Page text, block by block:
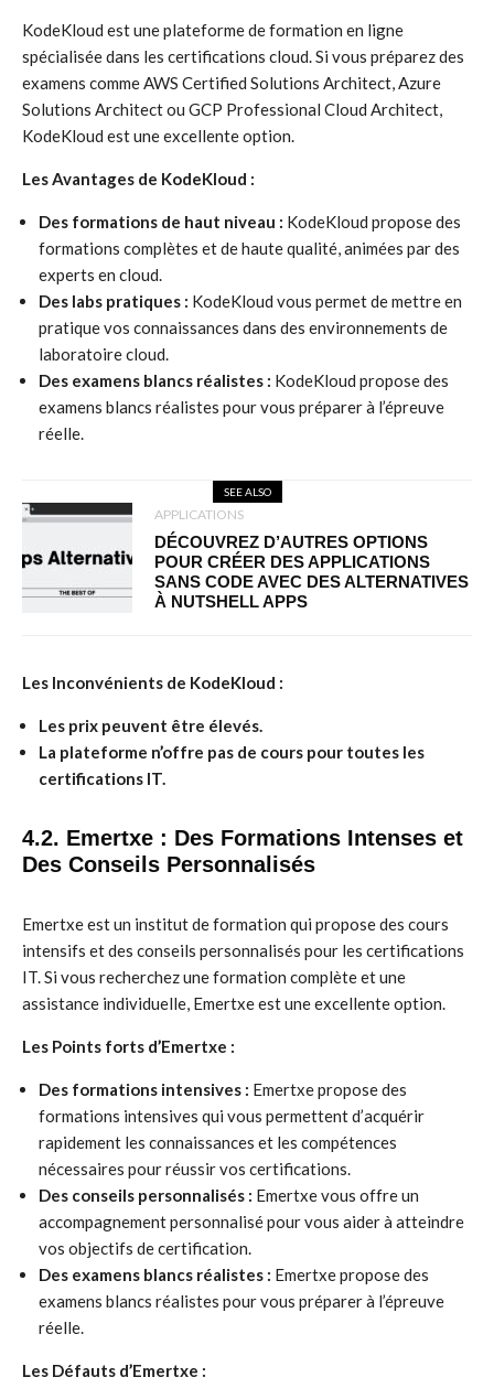
KodeKloud est une plateforme de formation en ligne
spécialisée dans les certifications cloud. Si vous préparez des
examens comme AWS Certified Solutions Architect, Azure
Solutions Architect ou GCP Professional Cloud Architect,
KodeKloud est une excellente option.
Les Avantages de KodeKloud :
Des formations de haut niveau : KodeKloud propose des
formations complètes et de haute qualité, animées par des
experts en cloud.
Des labs pratiques : KodeKloud vous permet de mettre en
pratique vos connaissances dans des environnements de
laboratoire cloud.
Des examens blancs réalistes : KodeKloud propose des
examens blancs réalistes pour vous préparer à l’épreuve
réelle.
SEE ALSO
APPLICATIONS
DÉCOUVREZ D’AUTRES OPTIONS
POUR CRÉER DES APPLICATIONS
SANS CODE AVEC DES ALTERNATIVES
À NUTSHELL APPS
Les Inconvénients de KodeKloud :
Les prix peuvent être élevés.
La plateforme n’offre pas de cours pour toutes les
certifications IT.
4.2. Emertxe : Des Formations Intenses et
Des Conseils Personnalisés
Emertxe est un institut de formation qui propose des cours
intensifs et des conseils personnalisés pour les certifications
IT. Si vous recherchez une formation complète et une
assistance individuelle, Emertxe est une excellente option.
Les Points forts d’Emertxe :
Des formations intensives : Emertxe propose des
formations intensives qui vous permettent d’acquérir
rapidement les connaissances et les compétences
nécessaires pour réussir vos certifications.
Des conseils personnalisés : Emertxe vous offre un
accompagnement personnalisé pour vous aider à atteindre
vos objectifs de certification.
Des examens blancs réalistes : Emertxe propose des
examens blancs réalistes pour vous préparer à l’épreuve
réelle.
Les Défauts d’Emertxe :